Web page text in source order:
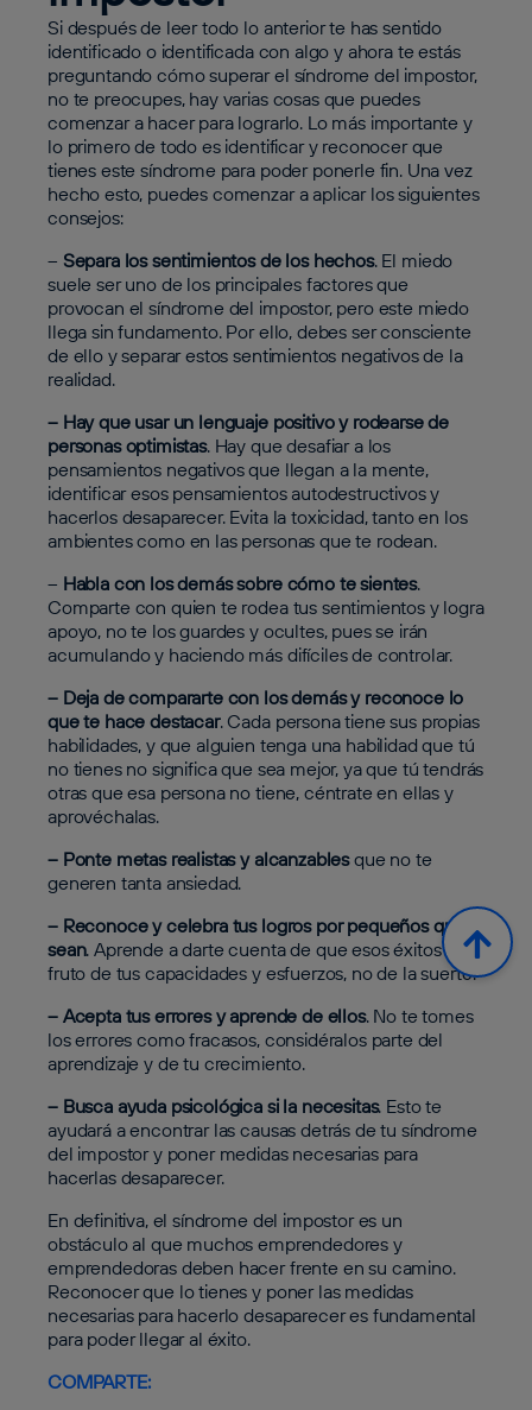
Si después de leer todo lo anterior te has sentido
identificado o identificada con algo y ahora te estás
preguntando cómo superar el síndrome del impostor,
no te preocupes, hay varias cosas que puedes
comenzar a hacer para lograrlo. Lo más importante y
lo primero de todo es identificar y reconocer que
tienes este síndrome para poder ponerle fin. Una vez
hecho esto, puedes comenzar a aplicar los siguientes
consejos:
– Separa los sentimientos de los hechos. El miedo
suele ser uno de los principales factores que
provocan el síndrome del impostor, pero este miedo
llega sin fundamento. Por ello, debes ser consciente
de ello y separar estos sentimientos negativos de la
realidad.
– Hay que usar un lenguaje positivo y rodearse de
personas optimistas. Hay que desafiar a los
pensamientos negativos que llegan a la mente,
identificar esos pensamientos autodestructivos y
hacerlos desaparecer. Evita la toxicidad, tanto en los
ambientes como en las personas que te rodean.
– Habla con los demás sobre cómo te sientes.
Comparte con quien te rodea tus sentimientos y logra
apoyo, no te los guardes y ocultes, pues se irán
acumulando y haciendo más difíciles de controlar.
– Deja de compararte con los demás y reconoce lo
que te hace destacar. Cada persona tiene sus propias
habilidades, y que alguien tenga una habilidad que tú
no tienes no significa que sea mejor, ya que tú tendrás
otras que esa persona no tiene, céntrate en ellas y
aprovéchalas.
– Ponte metas realistas y alcanzablesque no te
generen tanta ansiedad.
– Reconoce y celebra tus logros por pequeños que
sean. Aprende a darte cuenta de que esos éxitos son
fruto de tus capacidades y esfuerzos, no de la suerte.
– Acepta tus errores y aprende de ellos. No te tomes
los errores como fracasos, considéralos parte del
aprendizaje y de tu crecimiento.
– Busca ayuda psicológica si la necesitas. Esto te
ayudará a encontrar las causas detrás de tu síndrome
del impostor y poner medidas necesarias para
hacerlas desaparecer.
En definitiva, el síndrome del impostor es un
obstáculo al que muchos emprendedores y
emprendedoras deben hacer frente en su camino.
Reconocer que lo tienes y poner las medidas
necesarias para hacerlo desaparecer es fundamental
para poder llegar al éxito.
COMPARTE: